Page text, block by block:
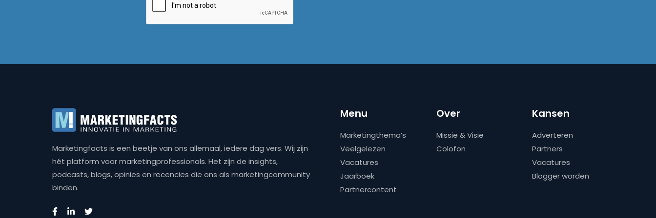
Marketingfacts is een beetje van ons allemaal, iedere dag vers. Wij zijn
hét platform voor marketingprofessionals. Het zijn de insights,
podcasts, blogs, opinies en recencies die ons als marketingcommunity
binden.
Menu
Marketingthema’s
Veelgelezen
Vacatures
Jaarboek
Partnercontent
Over
Missie & Visie
Colofon
Kansen
Adverteren
Partners
Vacatures
Blogger worden